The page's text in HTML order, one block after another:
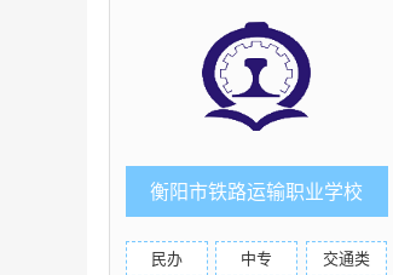
衡阳市铁路运输职业学校
民办 中专 交通类